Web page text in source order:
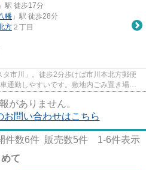
」駅 徒歩17分
幡 」駅 徒歩28分
方 ２丁目
市川」。徒歩2分歩けば市川本北方郵便
通勤しやすいです。敷地内ごみ置き場が
がありません。
お問い合わせはこちら
件数6件 販売数5件 1-6件表示
て